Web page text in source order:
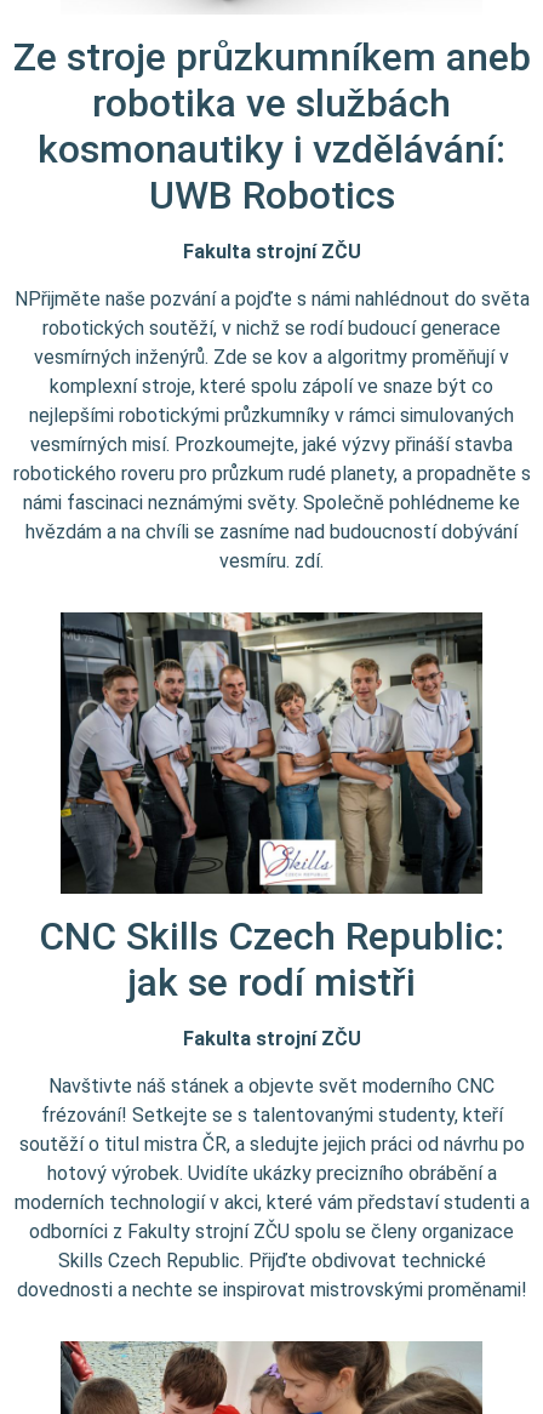
Ze stroje průzkumníkem aneb
robotika ve službách
kosmonautiky i vzdělávání:
UWB Robotics
Fakulta strojní ZČU
NPřijměte naše pozvání a pojďte s námi nahlédnout do světa
robotických soutěží, v nichž se rodí budoucí generace
vesmírných inženýrů. Zde se kov a algoritmy proměňují v
komplexní stroje, které spolu zápolí ve snaze být co
nejlepšími robotickými průzkumníky v rámci simulovaných
vesmírných misí. Prozkoumejte, jaké výzvy přináší stavba
robotického roveru pro průzkum rudé planety, a propadněte s
námi fascinaci neznámými světy. Společně pohlédneme ke
hvězdám a na chvíli se zasníme nad budoucností dobývání
vesmíru. zdí.
CNC Skills Czech Republic:
jak se rodí mistři
Fakulta strojní ZČU
Navštivte náš stánek a objevte svět moderního CNC
frézování! Setkejte se s talentovanými studenty, kteří
soutěží o titul mistra ČR, a sledujte jejich práci od návrhu po
hotový výrobek. Uvidíte ukázky precizního obrábění a
moderních technologií v akci, které vám představí studenti a
odborníci z Fakulty strojní ZČU spolu se členy organizace
Skills Czech Republic. Přijďte obdivovat technické
dovednosti a nechte se inspirovat mistrovskými proměnami!